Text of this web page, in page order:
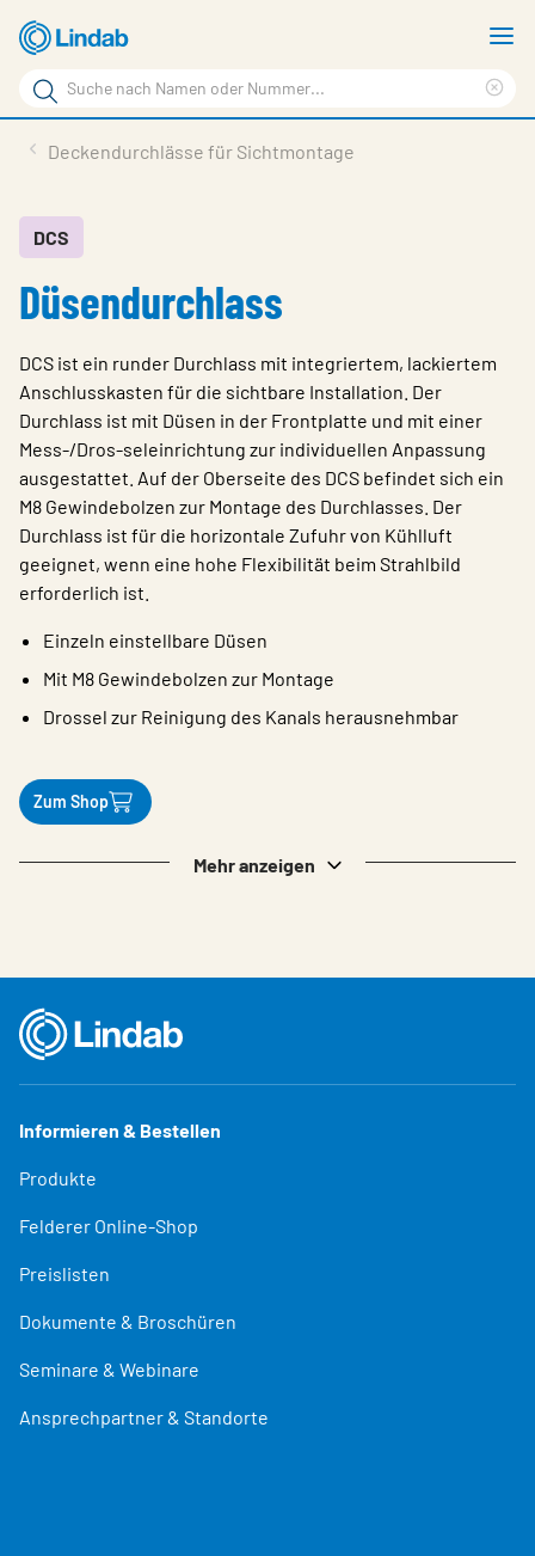
Zum
Hauptinhalt
springen
Suchbegriff
Seite
durchsuchen
Wissen & Service
Inspiration
Nachhaltigkeit
Wähle Sprache
Germany - Ventilation
Deckendurchlässe für Sichtmontage
DCS
Düsendurchlass
DCS ist ein runder Durchlass mit integriertem, lackiertem
Anschlusskasten für die sichtbare Installation. Der
Durchlass ist mit Düsen in der Frontplatte und mit einer
Mess-/Dros-seleinrichtung zur individuellen Anpassung
ausgestattet. Auf der Oberseite des DCS befindet sich ein
M8 Gewindebolzen zur Montage des Durchlasses. Der
Durchlass ist für die horizontale Zufuhr von Kühlluft
geeignet, wenn eine hohe Flexibilität beim Strahlbild
erforderlich ist.
Einzeln einstellbare Düsen
Mit M8 Gewindebolzen zur Montage
Drossel zur Reinigung des Kanals herausnehmbar
Zum Shop
Mehr anzeigen
Informieren & Bestellen
Produkte
Felderer Online-Shop
Preislisten
Dokumente & Broschüren
Seminare & Webinare
Ansprechpartner & Standorte